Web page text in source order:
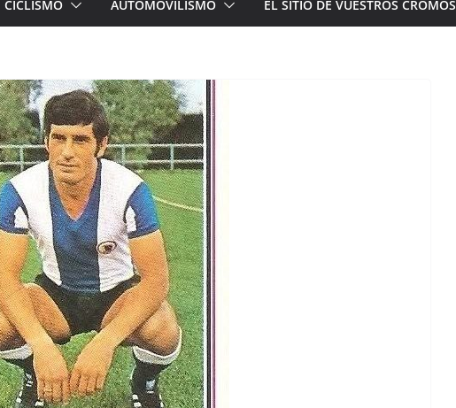
CICLISMO AUTOMOVILISMO EL SITIO DE VUESTROS CROMOS